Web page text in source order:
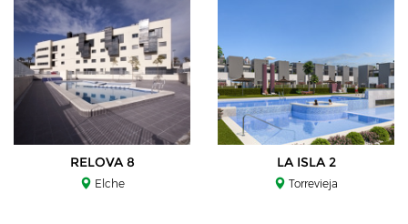
RELOVA 8
Elche
LA ISLA 2
Torrevieja